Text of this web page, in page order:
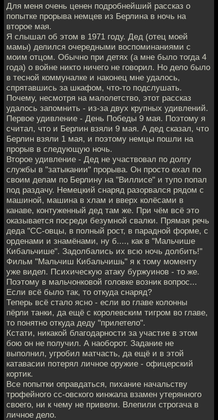
Для меня очень ценен подробнейший рассказ о
попытке прорыва немцев из Берлина в ночь на
второе мая.
Я слышал об этом в 1971 году. Дед (отец моей
мамы) делился очередными воспоминаниями с
моим отцом. Обычно при детях (а мне было тогда 4
года) о войне никто ничего не говорил. Но дело было
в тесной коммуналке и наконец мне удалось,
спрятавшись за шкафом, что-то подслушать.
Почему, несмотря на малолетство, этот рассказ
удалось запомнить - из-за двух крупных удивлений.
Первое удивление - День Победы 9 мая. Поэтому я
считал, что и Берлин взяли 9 мая. А дед сказал, что
Берлин взяли 1 мая, и поэтому немцы пошли на
прорыв в следующую ночь.
Второе удивление - Дед не участвовал по долгу
службы в "затыкании" прорыва. Он просто ехал по
своим делам по Берлину на "Виллисе" и тупо попал
под раздачу. Немецкий снаряд разорвался рядом с
машиной, машина в хлам и вверх колёсами в
канаве, контуженный дед там же. При чём всё это
оказывается посреди безумной свалки. Прямая речь
деда "СС-овцы, в полный рост, в парадной форме, с
орденами и знамёнами, ну б...., как в "Мальчише
Кибальчише". Задолбались их всю ночь долбить!"
Фильм "Мальчиш Кибальчишь" я к тому моменту
уже видел. Психическую атаку буржуинов - то же.
Поэтому в мальчонковой головке возник вопрос...
Если всё было так, то откуда снаряд?
Теперь всё стало ясно - если во главе колонны
пёрли танки, да ещё с королевским тигром во главе,
то понятно откуда деду "прилетело".
Кстати, никакой благодарности за участие в этом
бою он не получил. А наоборот. Задание не
выполнил, угробил матчасть, да ещё и в этой
катавасии потерял личное оружие - офицерский
кортик.
Все попытки оправдаться, пихание начальству
трофейного сс-овского кинжала взамен утерянного
своего, ни к чему не привели. Влепили строгача в
личное дело.